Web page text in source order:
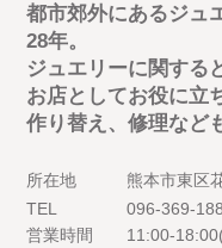
都市郊外にあるジュ
28年。
ジュエリーに関する
お店としてお役に立
作り替え、修理など
所在地
熊本市東区
TEL
096-369-
営業時間
11:00-